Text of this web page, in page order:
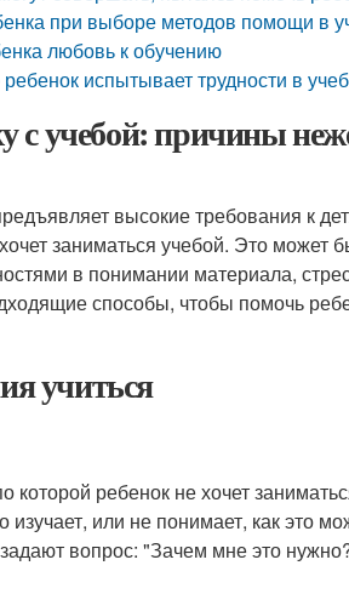
при выборе методов помощи в
любовь к обучению
ребенок испытывает трудности в
с учебой: причины
высокие требования к
заниматься учебой. Это
в понимании материала,
способы, чтобы помочь
учиться
ребенок не хочет
или не понимает, как это
вопрос: "Зачем мне это